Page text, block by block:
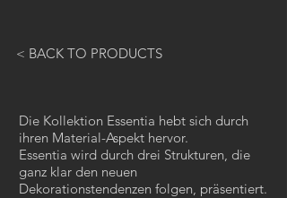
Die Kollektion Essentia hebt sich durch
ihren Material-Aspekt hervor.
Essentia wird durch drei Strukturen, die
ganz klar den neuen
Dekorationstendenzen folgen, präsentiert.
< BACK TO PRODUCTS